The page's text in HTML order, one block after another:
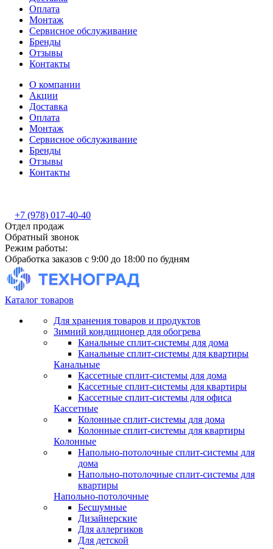
Оплата
Монтаж
Сервисное обслуживание
Бренды
Отзывы
Контакты
О компании
Акции
Доставка
Оплата
Монтаж
Сервисное обслуживание
Бренды
Отзывы
Контакты
+7 (978) 017-40-40
Отдел продаж
Обратный звонок
Режим работы:
Обработка заказов с 9:00 до 18:00 по будням
Каталог товаров
Для хранения товаров и продуктов
Зимний кондиционер для обогрева
Канальные сплит-системы для дома
Канальные сплит-системы для квартиры
Канальные
Кассетные сплит-системы для дома
Кассетные сплит-системы для квартиры
Кассетные сплит-системы для офиса
Кассетные
Колонные сплит-системы для дома
Колонные сплит-системы для квартиры
Колонные
Напольно-потолочные сплит-системы для
дома
Напольно-потолочные сплит-системы для
квартиры
Напольно-потолочные
Бесшумные
Дизайнерские
Для аллергиков
Для детской